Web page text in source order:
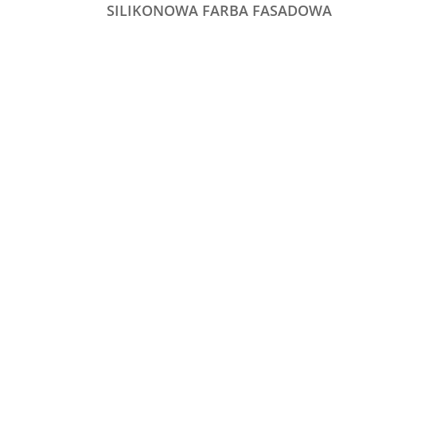
SILIKONOWA FARBA FASADOWA